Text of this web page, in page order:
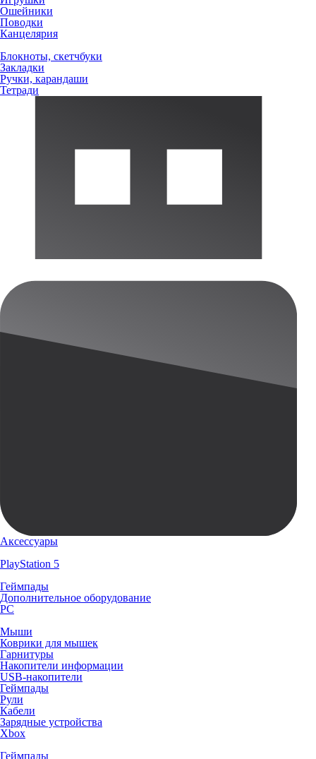
Ошейники
Поводки
Канцелярия
Блокноты, скетчбуки
Закладки
Ручки, карандаши
Тетради
Аксессуары
PlayStation 5
Геймпады
Дополнительное оборудование
PC
Мыши
Коврики для мышек
Гарнитуры
Накопители информации
USB-накопители
Геймпады
Рули
Кабели
Зарядные устройства
Xbox
Геймпады